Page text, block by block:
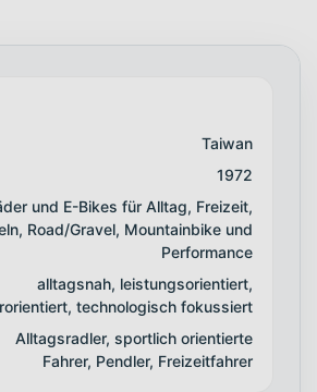
Taiwan
1972
und E-Bikes für Alltag, Freizeit,
Road/Gravel, Mountainbike und
Performance
alltagsnah, leistungsorientiert,
technologisch fokussiert
Alltagsradler, sportlich orientierte
Fahrer, Pendler, Freizeitfahrer